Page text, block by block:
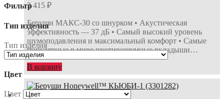
3 415 ₽
Беруши МАКС-30 со шнурком • Акустическая
эффективность — 37 дБ • Самый высокий уровень
шумоподавления и максимальный комфорт • Самые
популярные в мире противошумные вкладыши…
В корзину
Фильтр
Тип изделия
Тип изделия
Цвет
Цвет